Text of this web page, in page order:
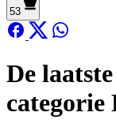
53
De